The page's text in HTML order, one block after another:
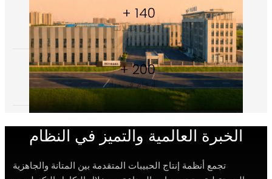
140 +
دول عملائنا
200 +
أرقام فريقنا
العالمية والتميز في النظام
تجمع أنظمة إنتاج الحبيبات المتقدمة بين المتانة والجاهزية